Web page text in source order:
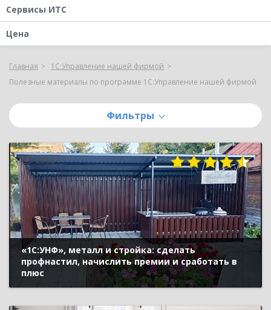
Сервисы ИТС
Цена
Главная
1С:Управление нашей фирмой
Полезные материалы по программе 1С:Управление нашей фирмой
Фильтры
2333
«1С:УНФ», металл и стройка: сделать
профнастил, начислить премии и сработать в
плюс